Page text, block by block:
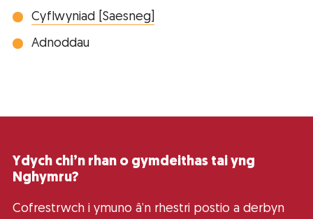
Cyflwyniad [Saesneg]
Adnoddau
Ydych chi’n rhan o gymdeithas tai yng
Nghymru?
Cofrestrwch i ymuno â’n rhestri postio a derbyn